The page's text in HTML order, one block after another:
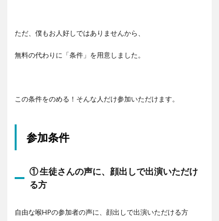
ただ、僕もお人好しではありませんから、
無料の代わりに「条件」を用意しました。
この条件をのめる！そんな人だけ参加いただけます。
参加条件
① 生徒さんの声に、顔出しで出演いただけ
る方
自由な喉HPの参加者の声に、顔出しで出演いただける方